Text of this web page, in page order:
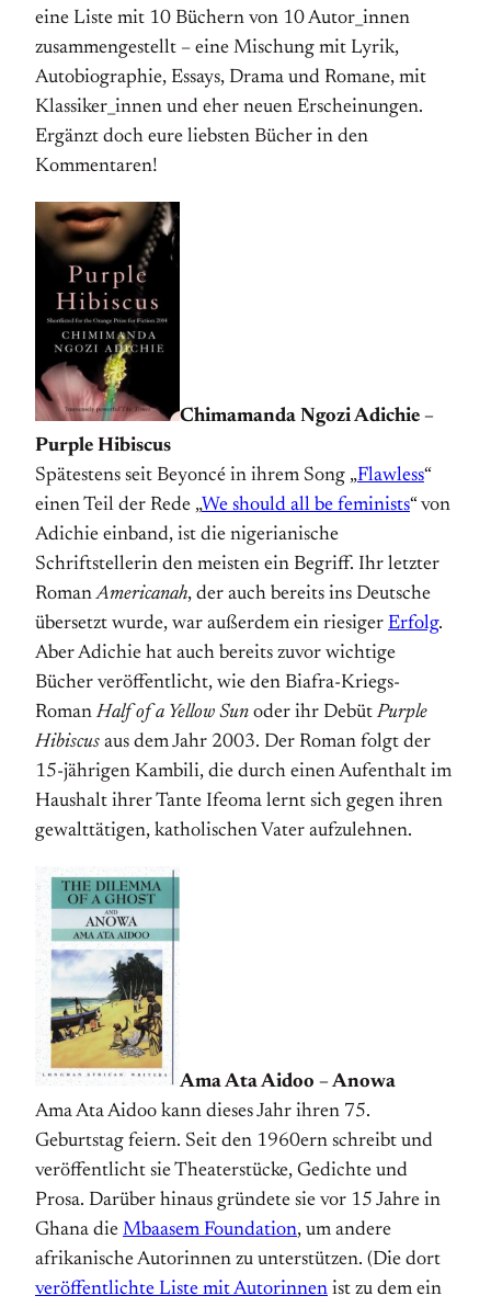
eine Liste mit 10 Büchern von 10 Autor_innen
zusammengestellt – eine Mischung mit Lyrik,
Autobiographie, Essays, Drama und Romane, mit
Klassiker_innen und eher neuen Erscheinungen.
Ergänzt doch eure liebsten Bücher in den
Kommentaren!
Chimamanda Ngozi Adichie –
Purple Hibiscus
Spätestens seit Beyoncé in ihrem Song „Flawless“
einen Teil der Rede „We should all be feminists“ von
Adichie einband, ist die nigerianische
Schriftstellerin den meisten ein Begriff. Ihr letzter
RomanAmericanah, der auch bereits ins Deutsche
übersetzt wurde, war außerdem ein riesiger Erfolg.
Aber Adichie hat auch bereits zuvor wichtige
Bücher veröffentlicht, wie den Biafra-Kriegs-
Roman Half of a Yellow Sun oder ihr Debüt Purple
Hibiscus aus dem Jahr 2003. Der Roman folgt der
15-jährigen Kambili, die durch einen Aufenthalt im
Haushalt ihrer Tante Ifeoma lernt sich gegen ihren
gewalttätigen, katholischen Vater aufzulehnen.
Ama Ata Aidoo – Anowa
Ama Ata Aidoo kann dieses Jahr ihren 75.
Geburtstag feiern. Seit den 1960ern schreibt und
veröffentlicht sie Theaterstücke, Gedichte und
Prosa. Darüber hinaus gründete sie vor 15 Jahre in
Ghana die Mbaasem Foundation, um andere
afrikanische Autorinnen zu unterstützen. (Die dort
veröffentlichte Liste mit Autorinnen ist zu dem ein